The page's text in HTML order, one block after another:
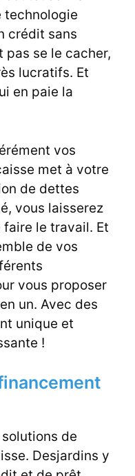
technologie
crédit sans
pas se le cacher,
lucratifs. Et
en paie la
vos
met à votre
de dettes
vous laisserez
le travail. Et
de vos
vous proposer
un. Avec des
unique et
!
de
Desjardins y